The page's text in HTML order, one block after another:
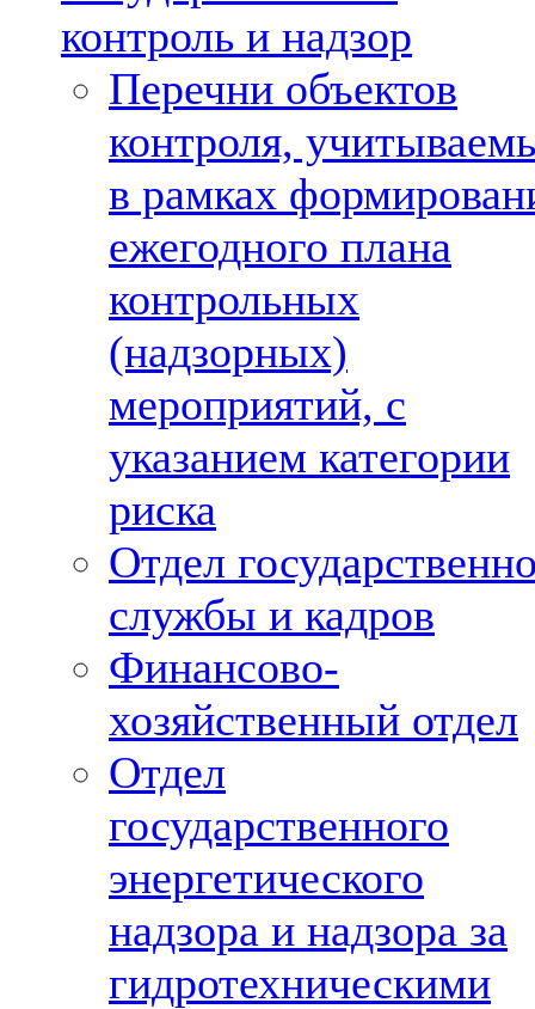
контроль и надзор
Перечни объектов
контроля,
в рамках
ежегодного плана
контрольных
(надзорных)
мероприятий, с
указанием категории
риска
Отдел
службы и кадров
Финансово-
хозяйственный отдел
Отдел
государственного
энергетического
надзора и надзора за
гидротехническими